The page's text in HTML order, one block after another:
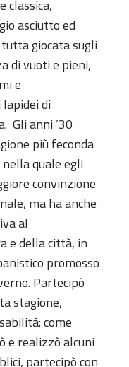
classica,
asciutto ed
giocata sugli
di vuoti e pieni,
e
di
Gli anni ’30
più feconda
quale egli
convinzione
ma ha anche
al
e della città, in
promosso
Partecipò
stagione,
come
e realizzò alcuni
partecipò con